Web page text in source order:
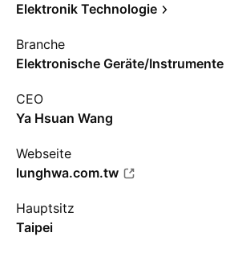
Elektronik Technologie
Branche
Elektronische Geräte/Instrumente
CEO
Ya Hsuan Wang
Webseite
lunghwa.com.tw
Hauptsitz
Taipei